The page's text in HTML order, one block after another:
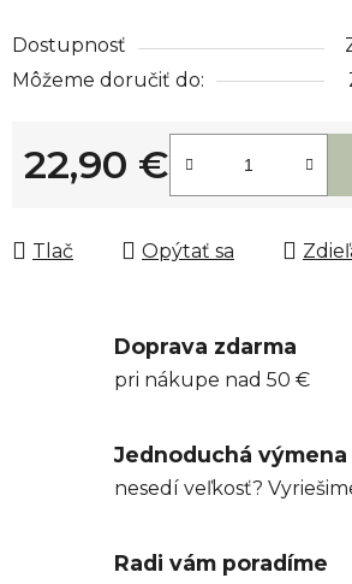
Dostupnosť
Môžeme doručiť do:
22,90 €
Jednotková cena:
Tlač Opýtať sa
Doprava zdarma
pri nákupe nad 50 €
Jednoduchá výmena
nesedí veľkosť?
Radi vám poradíme